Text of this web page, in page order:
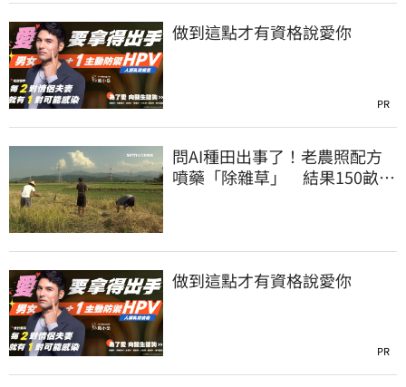
做到這點才有資格說愛你
PR
問AI種田出事了！老農照配方
噴藥「除雜草」 結果150畝芝
做到這點才有資格說愛你
PR